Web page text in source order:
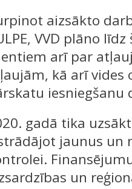
aizsākto
VVD plāno
arī par
kā arī vides
gadā tika
jaunus un
un